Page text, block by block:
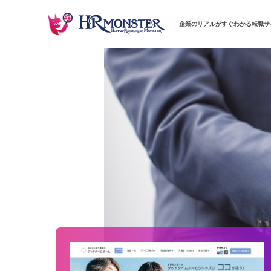
企業のリアルがすぐわかる転職